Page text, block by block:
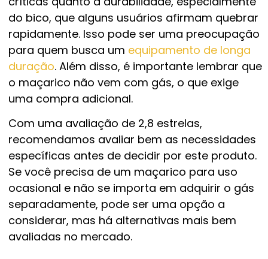
do bico, que alguns usuários afirmam quebrar
rapidamente. Isso pode ser uma preocupação
para quem busca um equipamento de longa
duração. Além disso, é importante lembrar que
o maçarico não vem com gás, o que exige
uma compra adicional.
Com uma avaliação de 2,8 estrelas,
recomendamos avaliar bem as necessidades
específicas antes de decidir por este produto.
Se você precisa de um maçarico para uso
ocasional e não se importa em adquirir o gás
separadamente, pode ser uma opção a
considerar, mas há alternativas mais bem
avaliadas no mercado.